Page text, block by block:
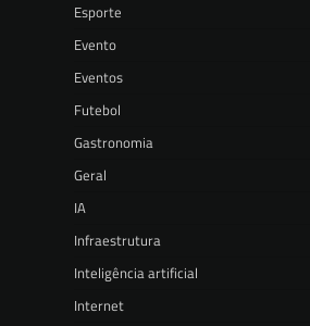
Esporte
Evento
Eventos
Futebol
Gastronomia
Geral
IA
Infraestrutura
Inteligência artificial
Internet